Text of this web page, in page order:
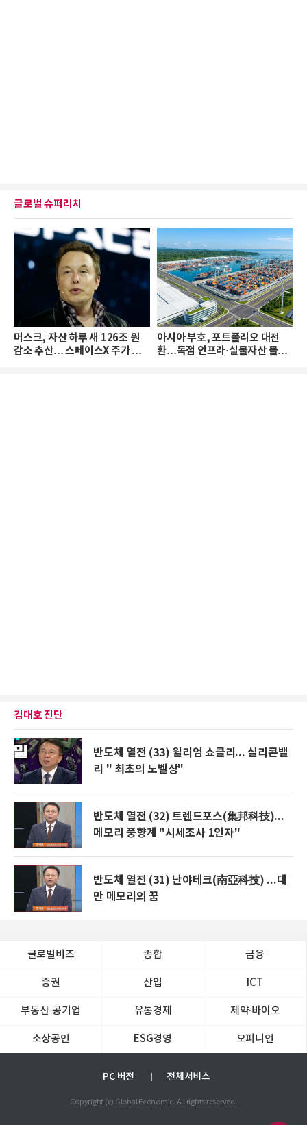
글로벌 슈퍼리치
머스크, 자산 하루 새 126조 원
감소 추산… 스페이스X 주가 하
아시아 부호, 포트폴리오 대전
환…독점 인프라·실물자산 몰린
김대호 진단
반도체 열전 (33) 윌리엄 쇼클리... 실리콘밸
리 " 최초의 노벨상"
반도체 열전 (32) 트렌드포스(集邦科技)...
메모리 풍향계 "시세조사 1인자"
반도체 열전 (31) 난야테크(南亞科技) ...대
만 메모리의 꿈
글로벌비즈 종합 금융
증권 산업 ICT
부동산·공기업 유통경제 제약∙바이오
소상공인 ESG경영 오피니언
PC 버전 전체서비스
Copyright (c) Global Economic. All rights reserved.